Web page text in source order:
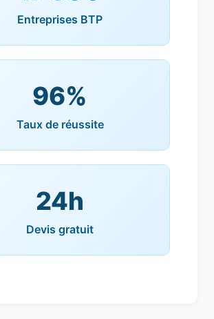
Entreprises BTP
96%
Taux de réussite
24h
Devis gratuit